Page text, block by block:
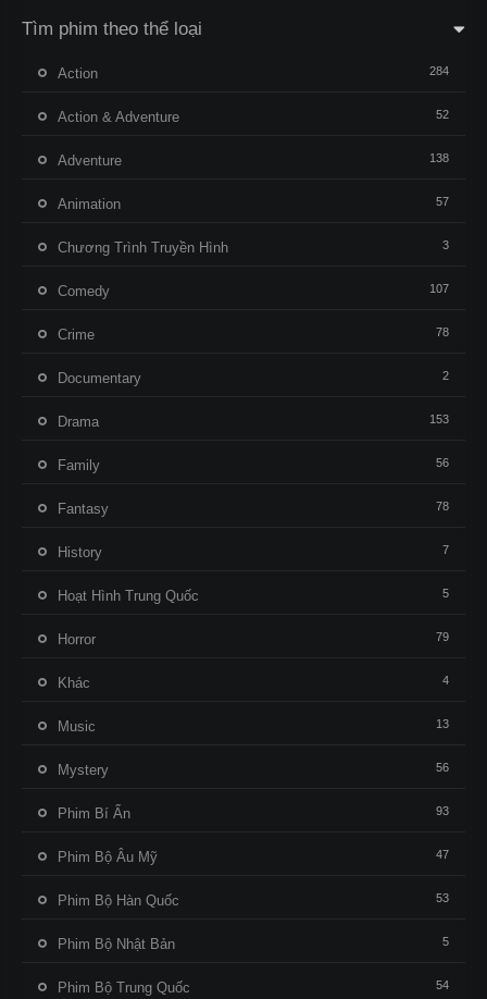
Tìm phim theo thể loại
Action 284
Action & Adventure 52
Adventure 138
Animation 57
Chương Trình Truyền Hình 3
Comedy 107
Crime 78
Documentary 2
Drama 153
Family 56
Fantasy 78
History 7
Hoạt Hình Trung Quốc 5
Horror 79
Khác 4
Music 13
Mystery 56
Phim Bí Ẩn 93
Phim Bộ Âu Mỹ 47
Phim Bộ Hàn Quốc 53
Phim Bộ Nhật Bản 5
Phim Bộ Trung Quốc 54